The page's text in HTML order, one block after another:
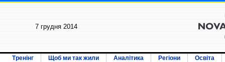
7 грудня 2014
Тренінг Щоб ми так жили Аналітика Регіони
Освіта